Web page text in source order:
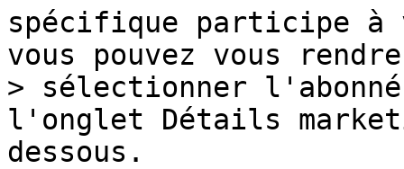
spécifique participe à
vous pouvez vous
> sélectionner
l'onglet Détails
dessous.